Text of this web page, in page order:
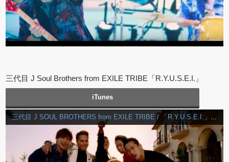
三代目 J Soul Brothers from EXILE TRIBE「R.Y.U.S.E.I.」
iTunes
三代目 J SOUL BROTHERS from EXILE TRIBE / 「R.Y.U.S.E.I.」Music Video